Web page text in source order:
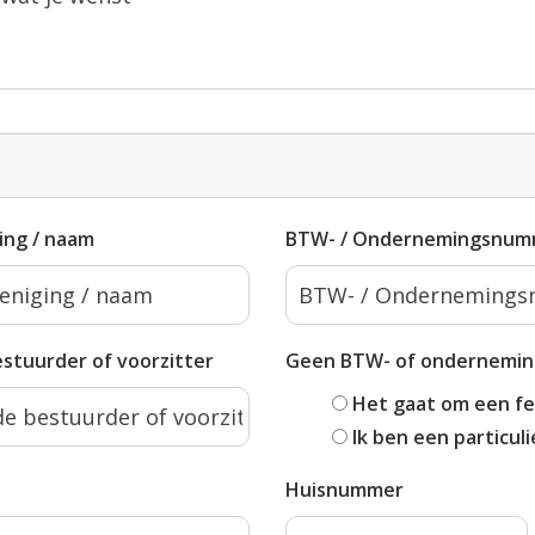
/ naam BTW- /
of voorzitter
Geen BTW- of
Het gaat om een
Ik ben een
Huisnummer